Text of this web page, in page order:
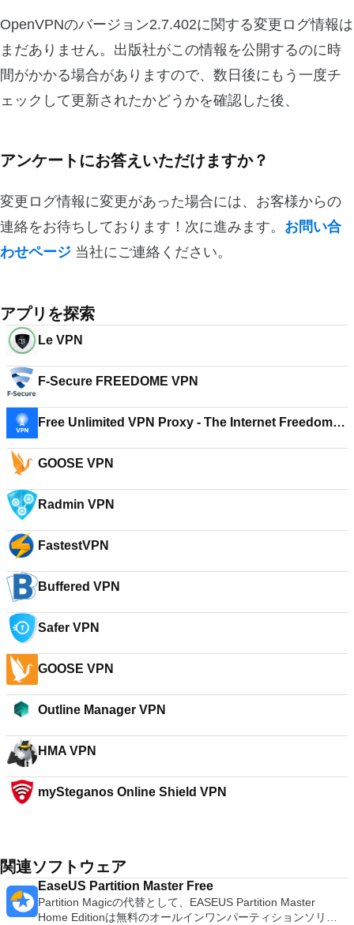
OpenVPNのバージョン2.7.402に関する変更ログ情報は
まだありません。出版社がこの情報を公開するのに時
間がかかる場合がありますので、数日後にもう一度チ
ェックして更新されたかどうかを確認した後、
アンケートにお答えいただけますか？
変更ログ情報に変更があった場合には、お客様からの
連絡をお待ちしております！次に進みます。 お問い合
わせページ 当社にご連絡ください。
アプリを探索
Le VPN
F-Secure FREEDOME VPN
Free Unlimited VPN Proxy - The Internet Freedom
GOOSE VPN
Radmin VPN
FastestVPN
Buffered VPN
Safer VPN
GOOSE VPN
Outline Manager VPN
HMA VPN
mySteganos Online Shield VPN
関連ソフトウェア
EaseUS Partition Master Free
Partition Magicの代替として、EASEUS Partition Master
Home Editionは無料のオールインワンパーティションソリュ